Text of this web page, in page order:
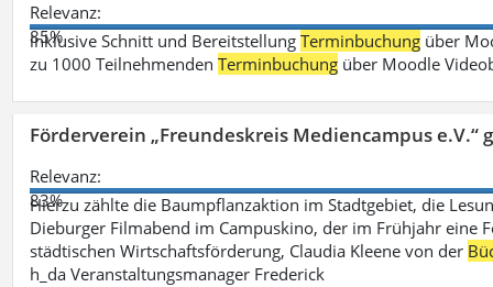
Relevanz:
85%
inklusive Schnitt und BereitstellungTerminbuchung über
zu 1000 TeilnehmendenTerminbuchung über Moodle
Förderverein „Freundeskreis Mediencampus e.V.“
Relevanz:
83%
Hierzu zählte die Baumpflanzaktion im Stadtgebiet, die
Dieburger Filmabend im Campuskino, der im Frühjahr eine
städtischen Wirtschaftsförderung, Claudia Kleene von der
h_da Veranstaltungsmanager Frederick